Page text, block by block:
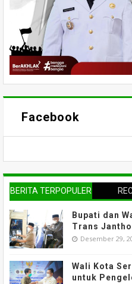
Facebook
BERITA TERPOPULER
Bupati dan
Trans Jantho
Desember 29,
Wali Kota
untuk